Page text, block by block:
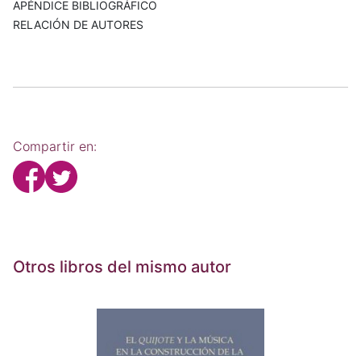
APÉNDICE BIBLIOGRÁFICO
RELACIÓN DE AUTORES
Compartir en:
Otros libros del mismo autor